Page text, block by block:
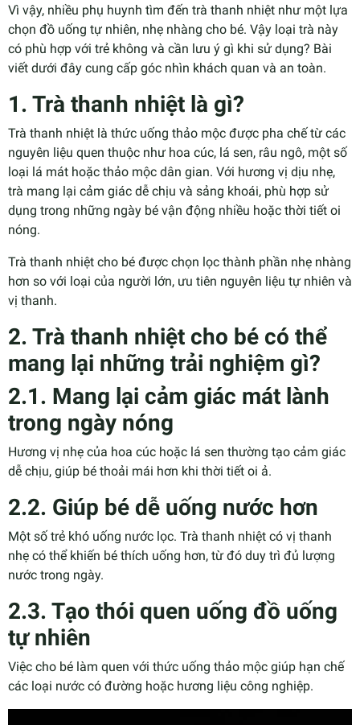
Vì vậy, nhiều phụ huynh tìm đến trà thanh nhiệt như một lựa
chọn đồ uống tự nhiên, nhẹ nhàng cho bé. Vậy loại trà này
có phù hợp với trẻ không và cần lưu ý gì khi sử dụng? Bài
viết dưới đây cung cấp góc nhìn khách quan và an toàn.
1. Trà thanh nhiệt là gì?
Trà thanh nhiệt là thức uống thảo mộc được pha chế từ các
nguyên liệu quen thuộc như hoa cúc, lá sen, râu ngô, một số
loại lá mát hoặc thảo mộc dân gian. Với hương vị dịu nhẹ,
trà mang lại cảm giác dễ chịu và sảng khoái, phù hợp sử
dụng trong những ngày bé vận động nhiều hoặc thời tiết oi
nóng.
Trà thanh nhiệt cho bé được chọn lọc thành phần nhẹ nhàng
hơn so với loại của người lớn, ưu tiên nguyên liệu tự nhiên và
vị thanh.
2. Trà thanh nhiệt cho bé có thể
mang lại những trải nghiệm gì?
2.1. Mang lại cảm giác mát lành
trong ngày nóng
Hương vị nhẹ của hoa cúc hoặc lá sen thường tạo cảm giác
dễ chịu, giúp bé thoải mái hơn khi thời tiết oi ả.
2.2. Giúp bé dễ uống nước hơn
Một số trẻ khó uống nước lọc. Trà thanh nhiệt có vị thanh
nhẹ có thể khiến bé thích uống hơn, từ đó duy trì đủ lượng
nước trong ngày.
2.3. Tạo thói quen uống đồ uống
tự nhiên
Việc cho bé làm quen với thức uống thảo mộc giúp hạn chế
các loại nước có đường hoặc hương liệu công nghiệp.